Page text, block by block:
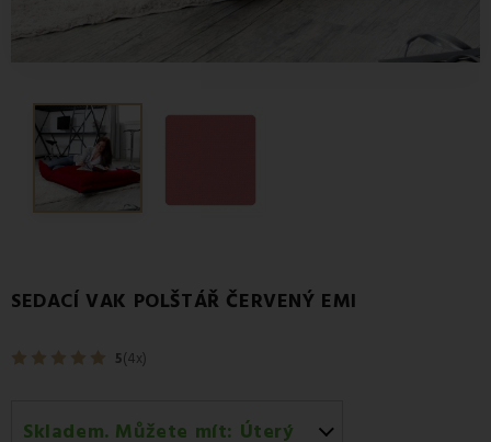
SEDACÍ VAK POLŠTÁŘ ČERVENÝ EMI
5(4x)
Skladem. Můžete mít: Úterý